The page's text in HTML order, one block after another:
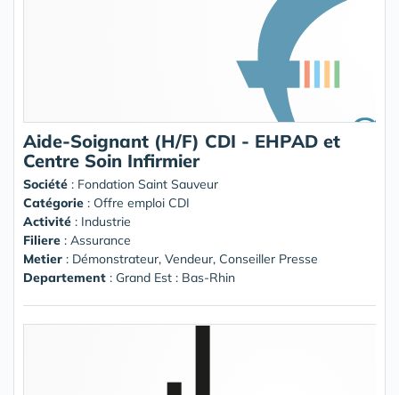
Aide-Soignant (H/F) CDI - EHPAD et
Centre Soin Infirmier
Société : Fondation Saint Sauveur
Catégorie : Offre emploi CDI
Activité : Industrie
Filiere : Assurance
Metier : Démonstrateur, Vendeur, Conseiller Presse
Departement : Grand Est : Bas-Rhin